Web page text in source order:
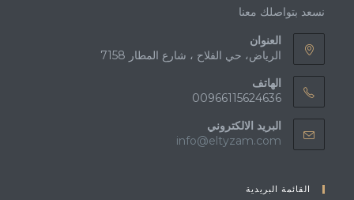
نسعد بتواصلك معنا
العنوان
الرياض، حي الفلاح ، شارع المطار 7158
الهاتف
00966115624636
البريد الالكتروني
info@eltyzam.com
القائمة البريدية